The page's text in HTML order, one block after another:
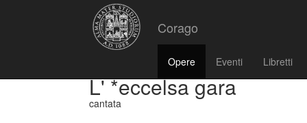
Corago
Opere Eventi Libretti
L' *eccelsa gara
cantata